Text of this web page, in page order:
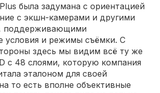
была задумана с ориентацией
с экшн-камерами и другими
поддерживающими
условия и режимы съёмки. С
здесь мы видим всё ту же
с 48 слоями, которую компания
эталоном для своей
то есть вполне объективные